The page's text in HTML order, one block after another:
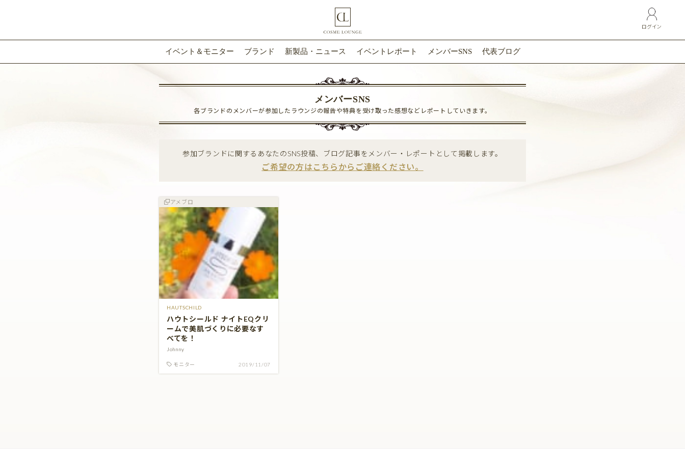
ログイン
イベント＆モニター ブランド 新製品・ニュース イベントレポート メンバーSNS 代表ブログ
メンバーSNS
各ブランドのメンバーが参加したラウンジの報告や特典を受け取った感想などレポートしていきます。
参加ブランドに関するあなたのSNS投稿、ブログ記事をメンバー・レポートとして掲載します。
ご希望の方はこちらからご連絡ください。
アメブロ
HAUTSCHILD
ハウトシールド ナイトEQクリ
ームで美肌づくりに必要なす
べてを！
Johnny
モニター 2019/11/07